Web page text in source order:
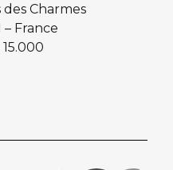
des Charmes
– France